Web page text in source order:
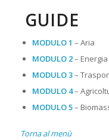
GUIDE
MODULO 1 – Aria
MODULO 2– Energia
MODULO 3–
MODULO 4–
MODULO 5–
Torna al menù